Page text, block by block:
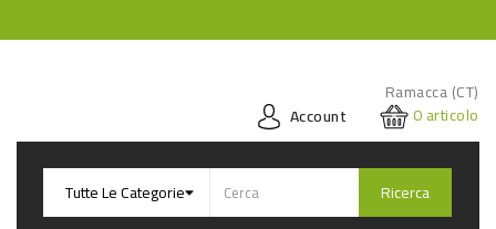
Ramacca (CT)
Account
0articolo
Ricerca